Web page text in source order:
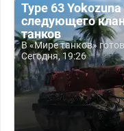
Type 63
следующего
танков
В «Мире танков»
Сегодня, 19:26